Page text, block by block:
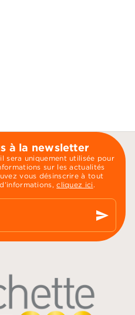
à la newsletter
sera uniquement utilisée pour
sur les actualités
vous désinscrire à tout
cliquez ici .
send